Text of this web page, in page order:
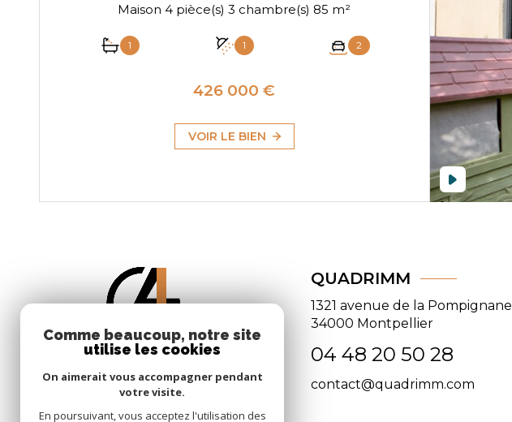
Maison 4 pièce(s) 3 chambre(s) 85 m²
1 1 2
426 000 €
VOIR LE BIEN
QUADRIMM
1321 avenue de la Pompignane
34000 Montpellier
04 48 20 50 28
contact@quadrimm.com
Comme beaucoup, notre site
utilise les cookies
On aimerait vous accompagner pendant
votre visite.
En poursuivant, vous acceptez l'utilisation des